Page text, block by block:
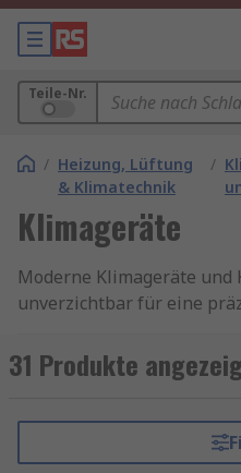
Teile-Nr.
/ Heizung, Lüftung
& Klimatechnik
/
Klimageräte
Moderne Klimageräte und
unverzichtbar für eine
gewerblichen und
sorgen für ein optimales
oder Büroräumen. Neben
Temperaturregulierung
31 Produkte